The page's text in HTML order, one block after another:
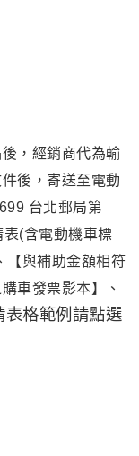
， 經銷商代為輸
後，寄送至電動
台北郵局第
(含電動機車標
【與補助金額相符
車發票影本】
、
表格範例請點選